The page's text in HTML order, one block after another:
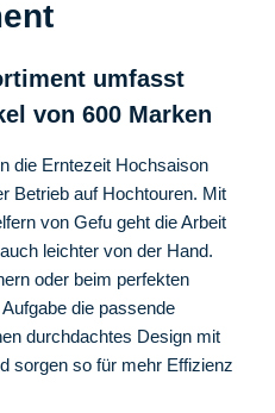
umfasst
von 600 Marken
die Erntezeit Hochsaison
Betrieb auf Hochtouren. Mit
von Gefu geht die Arbeit
leichter von der Hand.
oder beim perfekten
die passende
durchdachtes Design mit
sorgen so für mehr Effizienz